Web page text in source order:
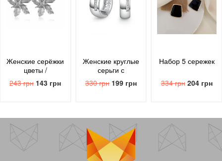
Женские серёжки
цветы /
серебристые
243 грн 143 грн
Женские круглые
серьги с
блестящим
цирконием
330 грн 199 грн
Набор 5 сережек
334 грн 204 грн